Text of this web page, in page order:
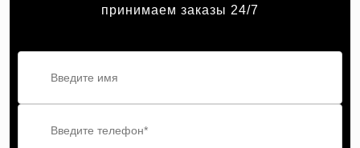
принимаем заказы 24/7